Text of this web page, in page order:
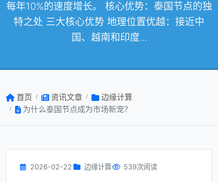
每年10%的速度增长。 核心优势：泰国节点的独
特之处 三大核心优势 地理位置优越：接近中
国、越南和印度...
首页 资讯文章
边缘计算
为什么泰国节点成为市场新宠？
2026-02-22 边缘计算 539次阅读